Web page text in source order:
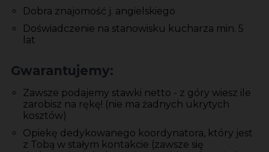
Dobra znajomość j. angielskiego
Doświadczenie na stanowisku kucharza min. 5
lat
Gwarantujemy:
Zawsze podajemy stawki netto - z góry wiesz ile
zarobisz na rękę! (nie ma żadnych ukrytych
kosztów)
Opiekę dedykowanego koordynatora, który jest
z Tobą w stałym kontakcie (zawsze się